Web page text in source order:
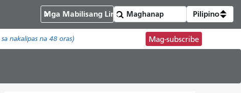
Mga Mabilisang Link Pilipino
sa nakalipas na 48 oras) Mag-subscribe